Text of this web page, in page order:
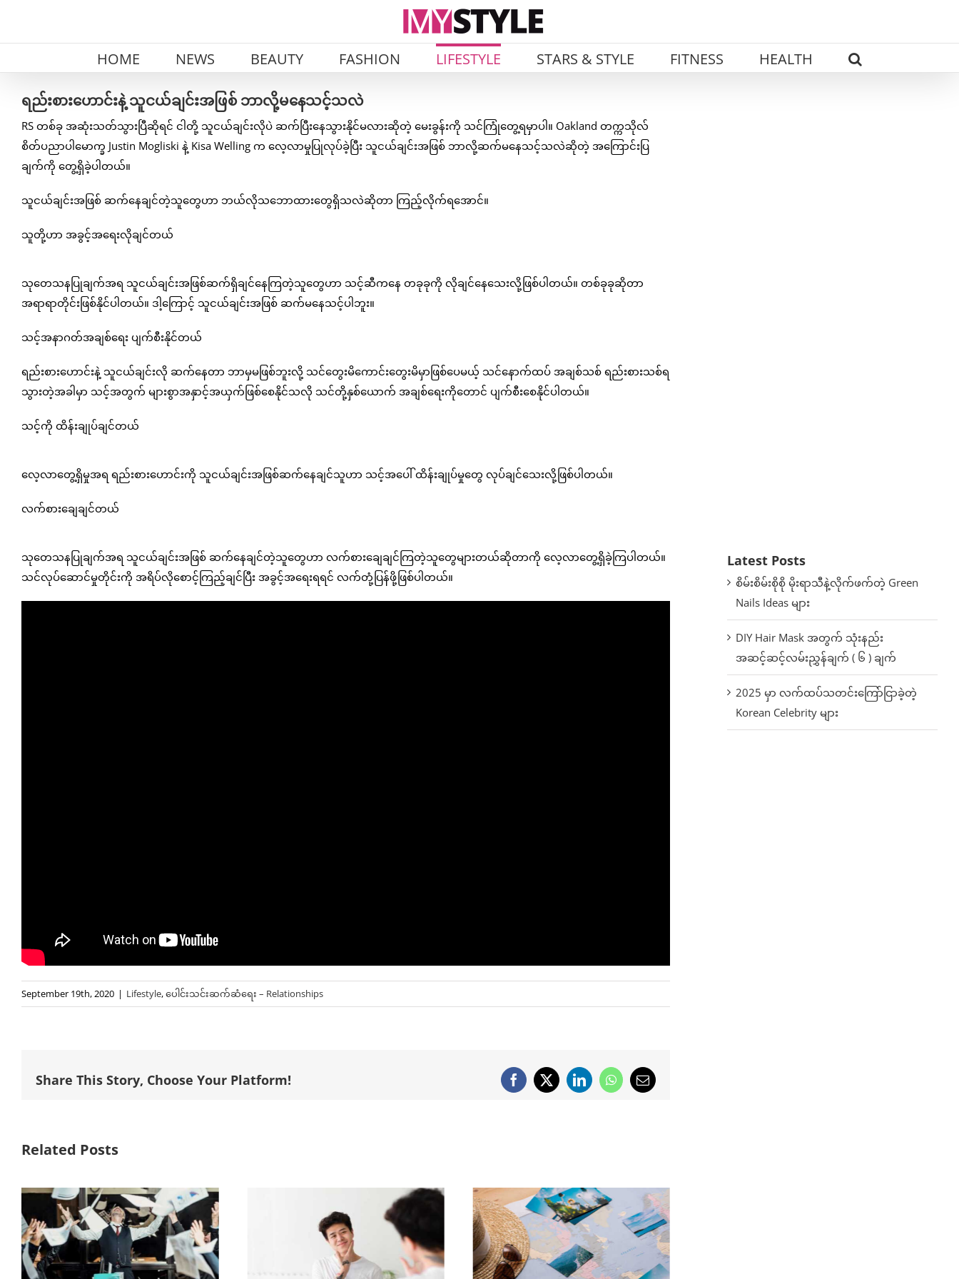
HOME NEWS BEAUTY FASHION LIFESTYLE STARS & STYLE FITNESS HEALTH
ရည်းစားဟောင်းနဲ့ သူငယ်ချင်းအဖြစ် ဘာလို့မနေသင့်သလဲ
RS တစ်ခု အဆုံးသတ်သွားပြီဆိုရင် ငါတို့ သူငယ်ချင်းလိုပဲ ဆက်ပြီးနေသွားနိုင်မလားဆိုတဲ့ မေးခွန်းကို သင်ကြုံတွေ့ရမှာပါ။ Oakland တက္ကသိုလ်
စိတ်ပညာပါမောက္ခ Justin Mogliski နဲ့ Kisa Welling က လေ့လာမှုပြုလုပ်ခဲ့ပြီး သူငယ်ချင်းအဖြစ် ဘာလို့ဆက်မနေသင့်သလဲဆိုတဲ့ အကြောင်းပြ
ချက်ကို တွေ့ရှိခဲ့ပါတယ်။
သူငယ်ချင်းအဖြစ် ဆက်နေချင်တဲ့သူတွေဟာ ဘယ်လိုသဘောထားတွေရှိသလဲဆိုတာ ကြည့်လိုက်ရအောင်။
သူတို့ဟာ အခွင့်အရေးလိုချင်တယ်
သုတေသနပြုချက်အရ သူငယ်ချင်းအဖြစ်ဆက်ရှိချင်နေကြတဲ့သူတွေဟာ သင့်ဆီကနေ တခုခုကို လိုချင်နေသေးလို့ဖြစ်ပါတယ်။ တစ်ခုခုဆိုတာ
အရာရာတိုင်းဖြစ်နိုင်ပါတယ်။ ဒါ့ကြောင့် သူငယ်ချင်းအဖြစ် ဆက်မနေသင့်ပါဘူး။
သင့်အနာဂတ်အချစ်ရေး ပျက်စီးနိုင်တယ်
ရည်းစားဟောင်းနဲ့ သူငယ်ချင်းလို ဆက်နေတာ ဘာမှမဖြစ်ဘူးလို့ သင်တွေးမိကောင်းတွေးမိမှာဖြစ်ပေမယ့် သင်နောက်ထပ် အချစ်သစ် ရည်းစားသစ်ရ
သွားတဲ့အခါမှာ သင့်အတွက် များစွာအနှာင့်အယှက်ဖြစ်စေနိုင်သလို သင်တို့နှစ်ယောက် အချစ်ရေးကိုတောင် ပျက်စီးစေနိုင်ပါတယ်။
သင့်ကို ထိန်းချုပ်ချင်တယ်
လေ့လာတွေ့ရှိမှုအရ ရည်းစားဟောင်းကို သူငယ်ချင်းအဖြစ်ဆက်နေချင်သူဟာ သင့်အပေါ် ထိန်းချုပ်မှုတွေ လုပ်ချင်သေးလို့ဖြစ်ပါတယ်။
လက်စားချေချင်တယ်
သုတေသနပြုချက်အရ သူငယ်ချင်းအဖြစ် ဆက်နေချင်တဲ့သူတွေဟာ လက်စားချေချင်ကြတဲ့သူတွေများတယ်ဆိုတာကို လေ့လာတွေ့ရှိခဲ့ကြပါတယ်။
သင်လုပ်ဆောင်မှုတိုင်းကို အရိပ်လိုစောင့်ကြည့်ချင်ပြီး အခွင့်အရေးရရင် လက်တုံ့ပြန်ဖို့ဖြစ်ပါတယ်။
September 19th, 2020 | Lifestyle,ပေါင်းသင်းဆက်ဆံရေး – Relationships
Share This Story, Choose Your Platform! Facebook
X LinkedInWhatsApp
Email
Related Posts
Latest Posts
စိမ်းစိမ်းစိုစို မိုးရာသီနဲ့လိုက်ဖက်တဲ့ Green
Nails Ideas များ
DIY Hair Mask အတွက် သုံးနည်း
အဆင့်ဆင့်လမ်းညွှန်ချက် ( ၆ ) ချက်
2025 မှာ လက်ထပ်သတင်းကြော်ငြာခဲ့တဲ့
Korean Celebrity များ